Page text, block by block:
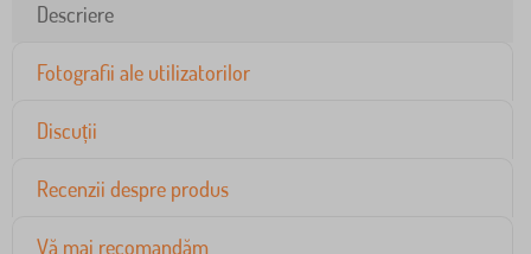
Descriere
Fotografii ale utilizatorilor
Discuții
Recenzii despre produs
Vă mai recomandăm